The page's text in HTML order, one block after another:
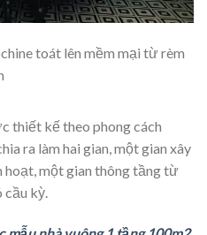
toát lên mềm mại từ rèm
thiết kế theo phong cách
ra làm hai gian, một gian xây
hoạt, một gian thông tầng từ
cầu kỳ.